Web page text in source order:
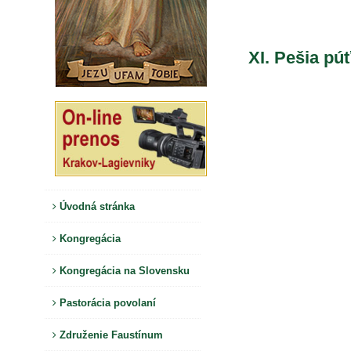
Úvodná stránka
Kongregácia
Kongregácia na Slovensku
Pastorácia povolaní
Združenie Faustínum
XI. Pešia